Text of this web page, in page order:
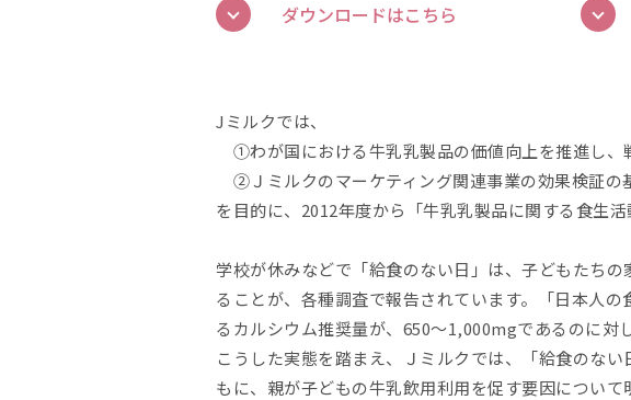
ダウンロードはこちら
Jミルクでは、
①わが国における牛乳乳製品の価値向上を推進し、
②Ｊミルクのマーケティング関連事業の効果検証の
を目的に、2012年度から「牛乳乳製品に関する食生
学校が休みなどで「給食のない日」は、子どもたち
ることが、各種調査で報告されています。「日本人
るカルシウム推奨量が、650～1,000mgであるのに対
こうした実態を踏まえ、Ｊミルクでは、「給食のな
もに、親が子どもの牛乳飲用利用を促す要因につい